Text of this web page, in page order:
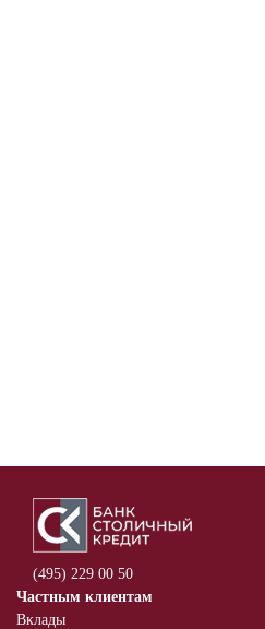
(495) 229 00 50
Частным клиентам
Вклады